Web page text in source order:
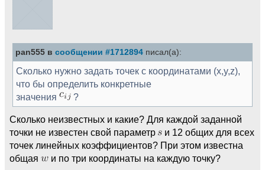
pan555 в сообщении #1712894 писал(а):
Сколько нужно задать точек с координатами (x,y,z),
что бы определить конкретные
значения
?
Сколько неизвестных и какие? Для каждой заданной
точки не известен свой параметр
и 12 общих для всех
точек линейных коэффициентов? При этом известна
общая
и по три координаты на каждую точку?